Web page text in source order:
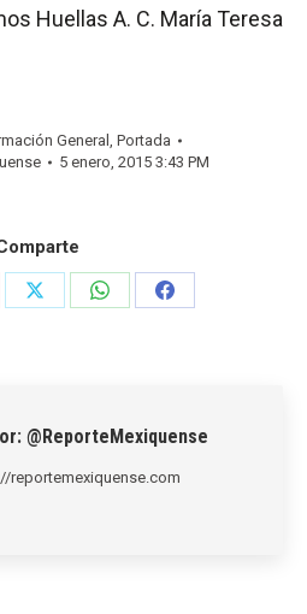
Huellas A. C. María Teresa
General , Portada
5 enero, 2015 3:43 PM
Share
Share
Share
@ReporteMexiquense
reportemexiquense.com